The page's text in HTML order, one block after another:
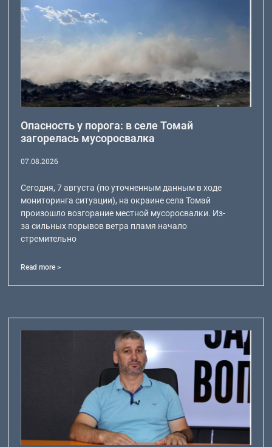
Опасность у порога: в селе Томай
загорелась мусоросвалка
07.08.2026
Сегодня, 7 августа (по уточненным данным в ходе
мониторинга ситуации), на окраине села Томай
произошло возгорание местной мусоросвалки. Из-
за сильных порывов ветра пламя начало
стремительно
Read more >